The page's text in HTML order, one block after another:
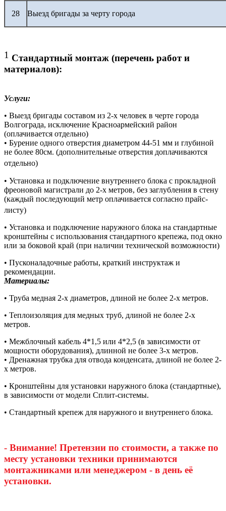
28 Выезд бригады за черту города
1 Стандартный монтаж (перечень работ и
материалов):
Услуги:
• Выезд бригады составом из 2-х человек в черте города
Волгограда, исключение Красноармейский район
(оплачивается отдельно)
• Бурение одного отверстия диаметром 44-51 мм и глубиной
не более 80см. (дополнительные отверстия доплачиваются
отдельно)
• Установка и подключение внутреннего блока с прокладной
фреоновой магистрали до 2-х метров, без заглубления в стену
(каждый последующий метр оплачивается согласно прайс-
листу)
• Установка и подключение наружного блока на стандартные
кронштейны с использования стандартного крепежа, под окно
или за боковой край (при наличии технической возможности)
• Пусконаладочные работы, краткий инструктаж и
рекомендации.
Материалы:
• Труба медная 2-х диаметров, длиной не более 2-х метров.
• Теплоизоляция для медных труб, длиной не более 2-х
метров.
• Межблочный кабель 4*1,5 или 4*2,5 (в зависимости от
мощности оборудования), длинной не более 3-х метров.
• Дренажная трубка для отвода конденсата, длиной не более 2-
х метров.
• Кронштейны для установки наружного блока (стандартные),
в зависимости от модели Сплит-системы.
• Стандартный крепеж для наружного и внутреннего блока.
- Внимание! Претензии по стоимости, а также по
месту установки техники принимаются
монтажниками или менеджером - в день её
установки.